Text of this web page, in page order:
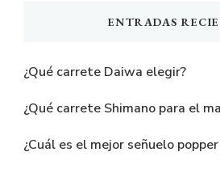
ENTRADAS
¿Qué carrete Daiwa elegir?
¿Qué carrete Shimano para el
¿Cuál es el mejor señuelo